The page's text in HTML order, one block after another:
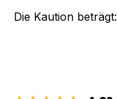
Die Kaution beträgt: